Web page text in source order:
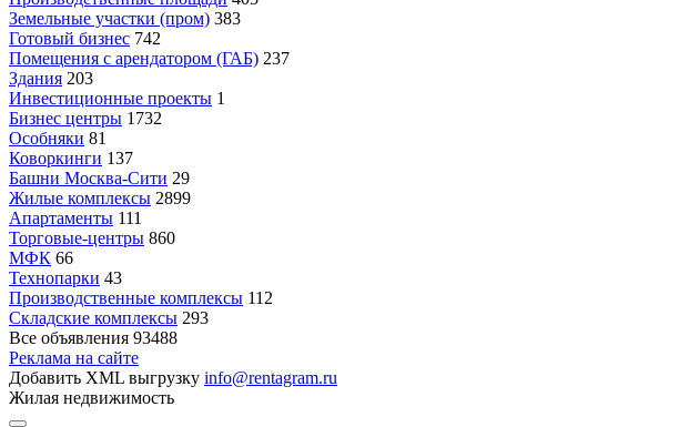
Земельные участки (пром) 383
Готовый бизнес 742
Помещения с арендатором (ГАБ) 237
Здания 203
Инвестиционные проекты 1
Бизнес центры 1732
Особняки 81
Коворкинги 137
Башни Москва-Сити 29
Жилые комплексы 2899
Апартаменты 111
Торговые-центры 860
МФК 66
Технопарки 43
Производственные комплексы 112
Складские комплексы 293
Все объявления 93488
Реклама на сайте
Добавить XML выгрузку info@rentagram.ru
Жилая недвижимость